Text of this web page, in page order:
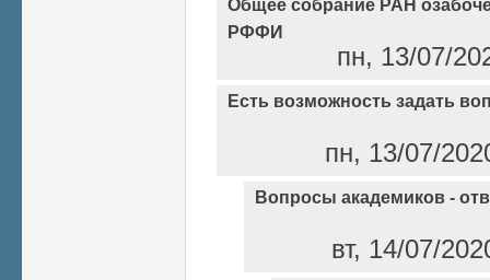
Общее собрание РАН
РФФИ
пн, 13/07/
Есть возможность задать
пн, 13/07/
Вопросы академиков -
вт, 14/07/